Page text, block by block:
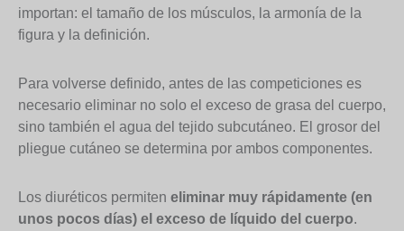
importan: el tamaño de los músculos, la armonía de la
figura y la definición.
Para volverse definido, antes de las competiciones es
necesario eliminar no solo el exceso de grasa del cuerpo,
sino también el agua del tejido subcutáneo. El grosor del
pliegue cutáneo se determina por ambos componentes.
Los diuréticos permiten eliminar muy rápidamente (en
unos pocos días) el exceso de líquido del cuerpo.